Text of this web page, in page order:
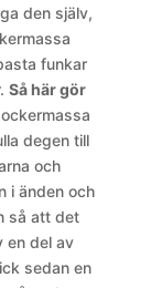
den själv,
funkar
Så här gör
degen till
och
i änden och
så att det
en del av
sedan en